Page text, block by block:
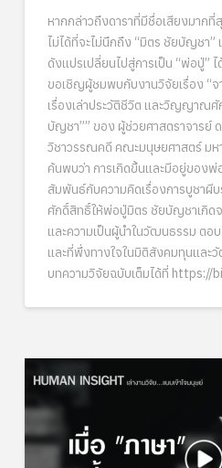
หากกล่าวถึงดาราที่มีชื่อเสียงมาก
ไม่ได้ที่จะไม่นึกถึง “มิตร ชัยบัญชา”
ดังแปรเปลี่ยนไปสู่การเป็น “พ่อปู่”
ขอเชิญผู้ชมพบกับงานวิจัยเรื่อง “
เรื่องเล่าประวัติชีวิต และวิญญาณ
บัญชา”” ของ ผู้ช่วยศาสตราจารย์
วิชาวรรณคดี คณะมนุษยศาสตร์ มห
ค้นพบว่า การเกิดขึ้นและมีอยู่ของ
สัมพันธ์กับความคิดเรื่องการบูชาผี
ศักดิ์สิทธิ์ให้พ่อปู่มิตร ชัยบัญชาเกิด
และความเป็นผู้นำในวัฒนธรรม ต
และที่พึ่งทางใจในมิติสังคมทุนและ
บทความวิจัยฉบับเต็มได้ที่ https://